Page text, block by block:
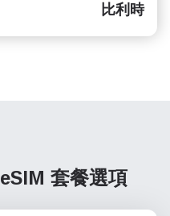
比利時
eSIM 套餐選項